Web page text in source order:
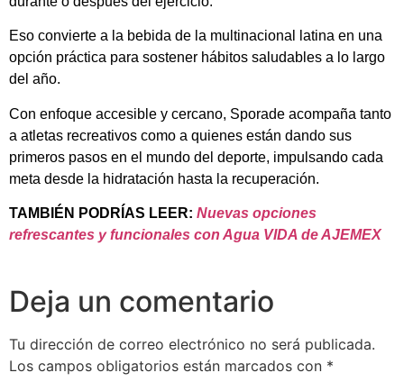
Eso convierte a la bebida de la multinacional latina en una
opción práctica para sostener hábitos saludables a lo largo
del año.
Con enfoque accesible y cercano, Sporade acompaña tanto
a atletas recreativos como a quienes están dando sus
primeros pasos en el mundo del deporte, impulsando cada
meta desde la hidratación hasta la recuperación.
TAMBIÉN PODRÍAS LEER: Nuevas opciones
refrescantes y funcionales con Agua VIDA de AJEMEX
Deja un comentario
Tu dirección de correo electrónico no será publicada.
Los campos obligatorios están marcados con *